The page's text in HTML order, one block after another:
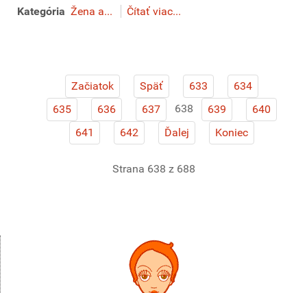
Kategória Žena a... Čítať viac...
Začiatok Späť 633
634
635
636 637 638 639
640
641
642 Ďalej Koniec
Strana 638 z 688